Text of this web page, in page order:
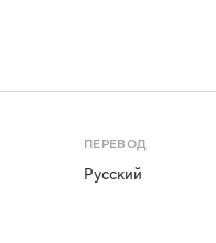
ПЕРЕВОД
Русский